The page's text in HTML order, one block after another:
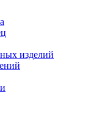
изделий